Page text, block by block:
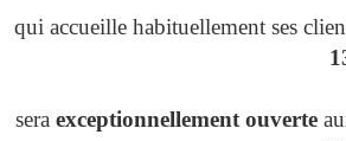
qui accueille habituellement ses
seraexceptionnellement ouverte